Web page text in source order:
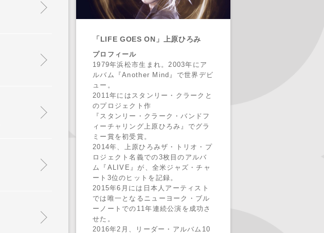
「LIFE GOES ON」上原ひろみ
プロフィール
1979年浜松市生まれ。2003年にア
ルバム『Another Mind』で世界デビ
ュー。
2011年にはスタンリー・クラークと
のプロジェクト作
『スタンリー・クラーク・バンドフ
ィーチャリング上原ひろみ』でグラ
ミー賞を初受賞。
2014年、上原ひろみザ・トリオ・プ
ロジェクト名義での3枚目のアルバ
ム『ALIVE』が、全米ジャズ・チャ
ート3位のヒットを記録。
2015年6月には日本人アーティスト
では唯一となるニューヨーク・ブル
ーノートでの11年連続公演を成功さ
せた。
2016年2月、リーダー・アルバム10